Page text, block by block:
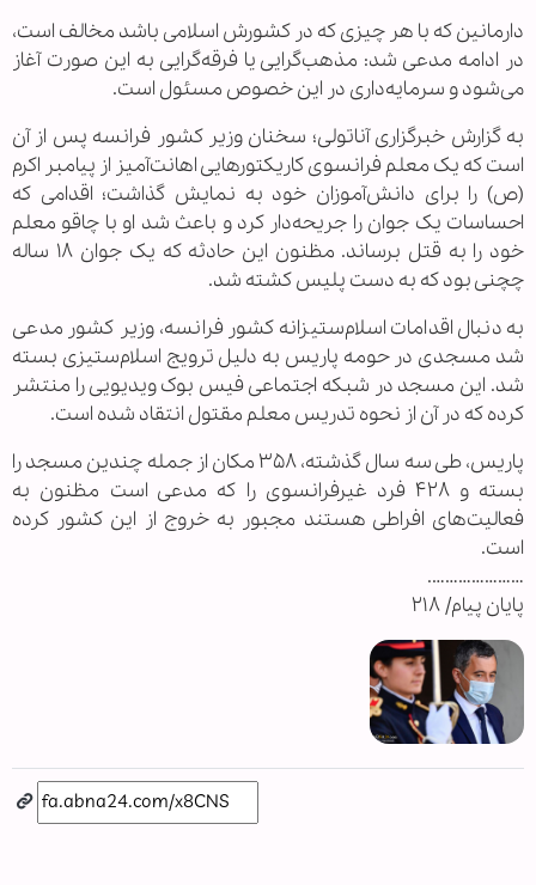
دارمانین که با هر چیزی که در کشورش اسلامی باشد مخالف است،
در ادامه مدعی شد: مذهب‌گرایی یا فرقه‌گرایی به‌ این صورت آغاز
می‌شود و سرمایه‌داری در این خصوص مسئول است.
به گزارش خبرگزاری آناتولی؛ سخنان وزیر کشور فرانسه پس از آن
است که یک معلم فرانسوی کاریکتور‌هایی اهانت‌آمیز از پیامبر اکرم
(ص) را برای دانش‌آموزان خود به نمایش گذاشت؛‌ اقدامی که
احساسات یک جوان را جریحه‌دار کرد و باعث شد او با چاقو معلم
خود را به قتل برساند. مظنون این حادثه که یک جوان ۱۸ ساله
چچنی بود که به دست پلیس کشته شد.
به دنبال اقدامات اسلام‌ستیزانه کشور فرانسه، وزیر کشور مدعی
شد مسجدی در حومه پاریس به دلیل ترویج اسلام‌ستیزی بسته
شد. این مسجد در شبکه اجتماعی فیس بوک ویدیویی را منتشر
کرده که در آن از نحوه تدریس معلم مقتول انتقاد شده است.
پاریس، طی سه سال گذشته، ۳۵۸ مکان از جمله چندین مسجد را
بسته‌ و ۴۲۸ فرد غیرفرانسوی را که مدعی است مظنون به
فعالیت‌های افراطی هستند مجبور به خروج از این کشور کرده‌
است.
………………….
پایان پیام/ ۲۱۸